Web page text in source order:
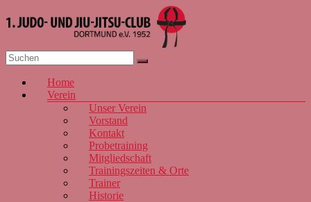
Inhalt
1. JJJC
Dortmund
e.V. 1952
Menü
Home
Verein
Unser Verein
Vorstand
Kontakt
Probetraining
Mitgliedschaft
Trainingszeiten & Orte
Trainer
Historie